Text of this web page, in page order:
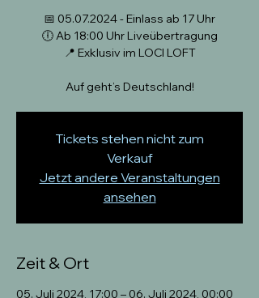
📅 05.07.2024 - Einlass ab 17 Uhr
🕕 Ab 18:00 Uhr Liveübertragung
📍 Exklusiv im LOCI LOFT
Auf geht’s Deutschland!
Tickets stehen nicht zum
Verkauf
Jetzt andere Veranstaltungen
ansehen
Zeit & Ort
05. Juli 2024, 17:00 – 06. Juli 2024, 00:00